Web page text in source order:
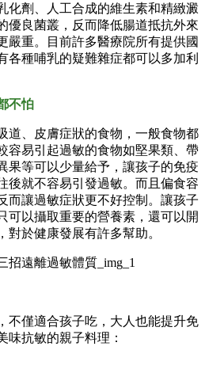
化劑、人工合成的維生素和精緻澱
優良菌叢，反而降低腸道抵抗外來
嚴重。目前許多醫療院所有提供國
各種哺乳的疑難雜症都可以多加利
不怕
道、皮膚症狀的食物，一般食物都
容易引起過敏的食物如堅果類、帶
果等可以少量給予，讓孩子的免疫
後就不容易引發過敏。而且偏食容
而讓過敏症狀更不好控制。讓孩子
可以攝取重要的營養素，還可以開
於健康發展有許多幫助。
不僅適合孩子吃，大人也能提升免
味抗敏的親子料理：